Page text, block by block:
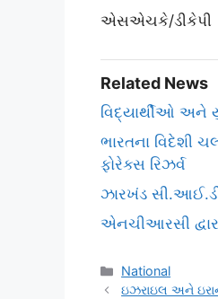
એસએચકે/ડીકેપી
Related News
વિદ્યાર્થીઓ અને
ભારતના વિદેશી
ફોરેક્સ રિઝર્વ
ઝારખંડ
એનચીઆરસી
Categories
National
ઇઝરાઇલ અને